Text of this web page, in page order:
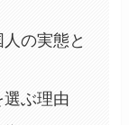
の実態と
ぶ理由